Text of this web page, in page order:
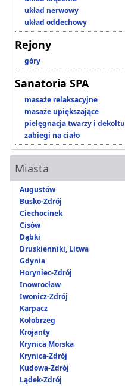
układ nerwowy
układ oddechowy
Rejony
góry
Sanatoria SPA
masaże relaksacyjne
masaże upiększające
pielęgnacja twarzy i dekoltu
zabiegi na ciało
Miasta
Augustów
Busko-Zdrój
Ciechocinek
Cisów
Dąbki
Druskienniki, Litwa
Gdynia
Horyniec-Zdrój
Inowrocław
Iwonicz-Zdrój
Karpacz
Kołobrzeg
Krojanty
Krynica Morska
Krynica-Zdrój
Kudowa-Zdrój
Lądek-Zdrój